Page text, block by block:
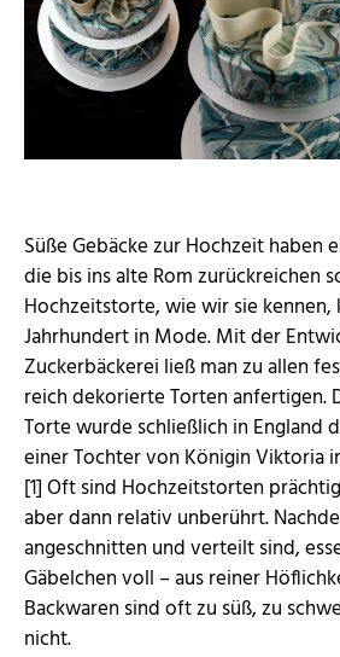
Süße Gebäcke zur Hochzeit haben
die bis ins alte Rom zurückreichen
Hochzeitstorte, wie wir sie kennen,
Jahrhundert in Mode. Mit der
Zuckerbäckerei ließ man zu allen
reich dekorierte Torten anfertigen.
Torte wurde schließlich in England
einer Tochter von Königin Viktoria
[1] Oft sind Hochzeitstorten
aber dann relativ unberührt.
angeschnitten und verteilt sind,
Gäbelchen voll – aus reiner
Backwaren sind oft zu süß, zu
nicht.